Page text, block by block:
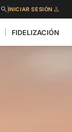
INICIAR SESIÓN
FIDELIZACIÓN